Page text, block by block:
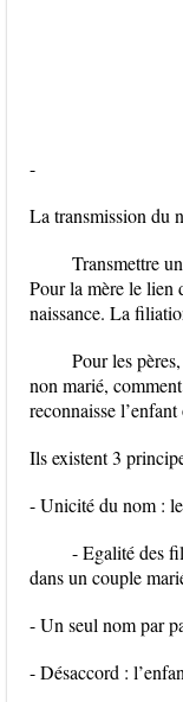
-
La transmission du
Transmettre
Pour la mère le lien
naissance. La
Pour les
non marié,
reconnaisse
Ils existent 3
- Unicité du nom :
- Egalité des
dans un couple
- Un seul nom par
- Désaccord :